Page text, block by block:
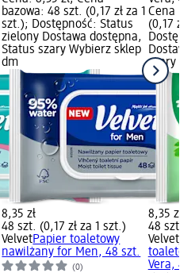
bazowa: 48 szt. (0,17 zł za 1
szt.); Dostępność: Status
zielony Dostawa dostępna,
Status szary Wybierz sklep
dm
8,35 zł
48 szt. (0,17 zł za 1 szt.)
VelvetPapier toaletowy
nawilżany for Men, 48 szt.
(0)
Cena
(0,17 zł
szary
8,35 zł
48 szt.
Velvet
Vera, 48